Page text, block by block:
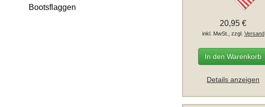
Bootsflaggen
20,95 €
inkl. MwSt., zzgl. Versand
In den Warenkorb
Details anzeigen